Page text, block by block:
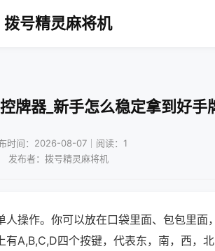
拨号精灵麻将机
牌器_新手怎么稳定拿到好手
时间：2026-08-07｜阅读：1
发布者：拨号精灵麻将机
操作。你可以放在口袋里面、包包里面
A,B,C,D四个按键，代表东，南，西，